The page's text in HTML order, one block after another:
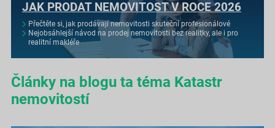
JAK PRODAT NEMOVITOST V ROCE 2026
Přečtěte si, jak prodávají nemovitosti skuteční profesionálové
Nejobsáhlejší návod na prodej nemovitosti bez realitky, ale i pro
realitní makléře
Články na blogu ta téma Katastr
nemovitostí